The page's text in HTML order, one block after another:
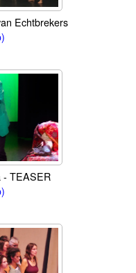
Echtbrekers
- TEASER